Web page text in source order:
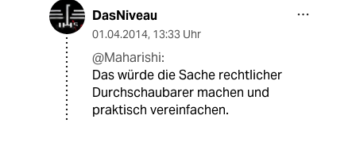
DasNiveau
01.04.2014, 13:33 Uhr
@Maharishi:
Das würde die Sache rechtlicher
Durchschaubarer machen und
praktisch vereinfachen.